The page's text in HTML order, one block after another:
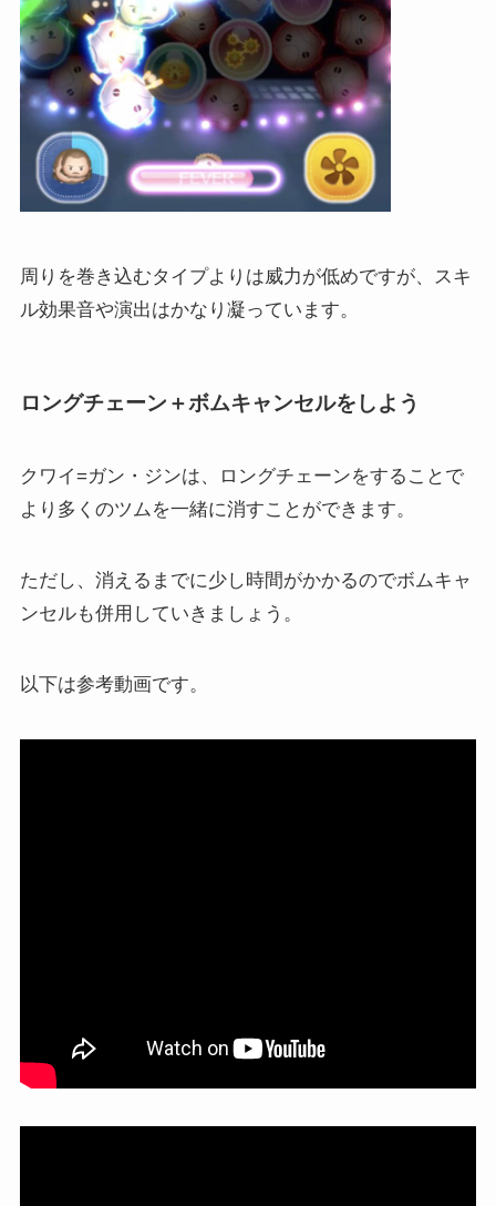
周りを巻き込むタイプよりは威力が低めですが、スキ
ル効果音や演出はかなり凝っています。
ロングチェーン＋ボムキャンセルをしよう
クワイ=ガン・ジンは、ロングチェーンをすることで
より多くのツムを一緒に消すことができます。
ただし、消えるまでに少し時間がかかるのでボムキャ
ンセルも併用していきましょう。
以下は参考動画です。